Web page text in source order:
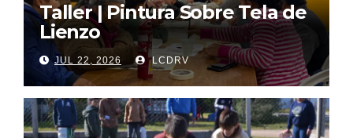
Taller | Pintura Sobre Tela de
Lienzo
JUL 22, 2026 LCDRV